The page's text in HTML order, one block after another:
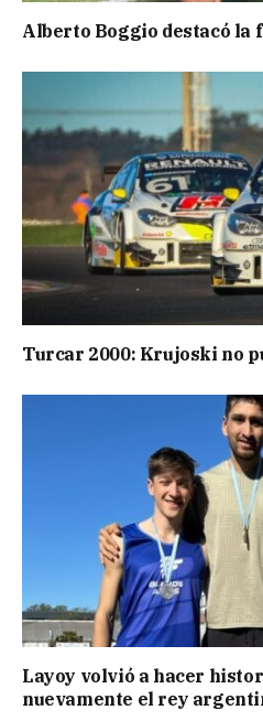
Alberto Boggio destacó la
Turcar 2000: Krujoski no
Layoy volvió a hacer
nuevamente el rey